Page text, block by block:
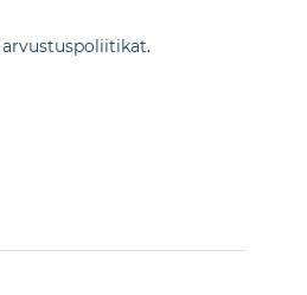
arvustuspoliitikat.